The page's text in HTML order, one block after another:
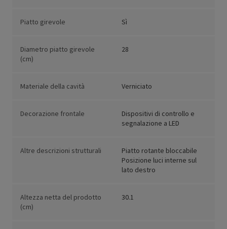
Piatto girevole Sì
Diametro piatto girevole
(cm)
28
Materiale della cavità Verniciato
Decorazione frontale
Dispositivi di controllo e
segnalazione a LED
Altre descrizioni strutturali
Piatto rotante bloccabile
Posizione luci interne sul
lato destro
Altezza netta del prodotto
(cm)
30.1